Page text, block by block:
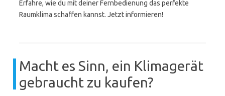
Erfahre, wie du mit deiner Fernbedienung das perfekte
Raumklima schaffen kannst. Jetzt informieren!
Macht es Sinn, ein Klimagerät
gebraucht zu kaufen?